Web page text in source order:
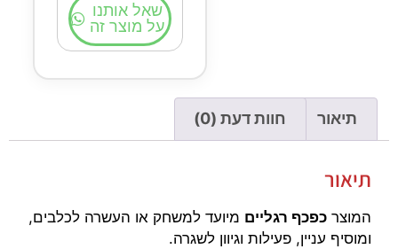
שאל אותנו
על מוצר זה
תיאור חוות דעת (0)
תיאור
המוצר כפכף רגליים מיועד למשחק או העשרה לכלבים,
ומוסיף עניין, פעילות וגיוון לשגרה.